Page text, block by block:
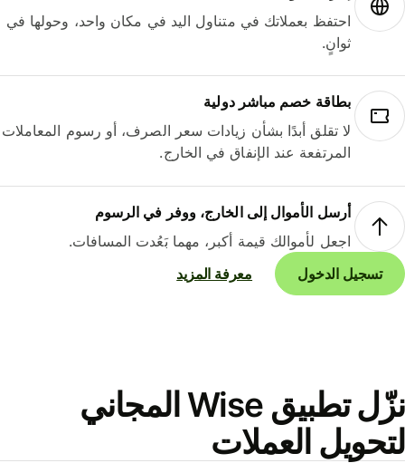
احتفظ بعملاتك في متناول اليد في مكان واحد، وحولها في
ثوانٍ.
بطاقة خصم مباشر دولية
لا تقلق أبدًا بشأن زيادات سعر الصرف، أو رسوم المعاملات
المرتفعة عند الإنفاق في الخارج.
أرسل الأموال إلى الخارج، ووفر في الرسوم
اجعل لأموالك قيمة أكبر، مهما بَعُدت المسافات.
تسجيل الدخول
معرفة المزيد
نزّل تطبيق Wise المجاني
العملات